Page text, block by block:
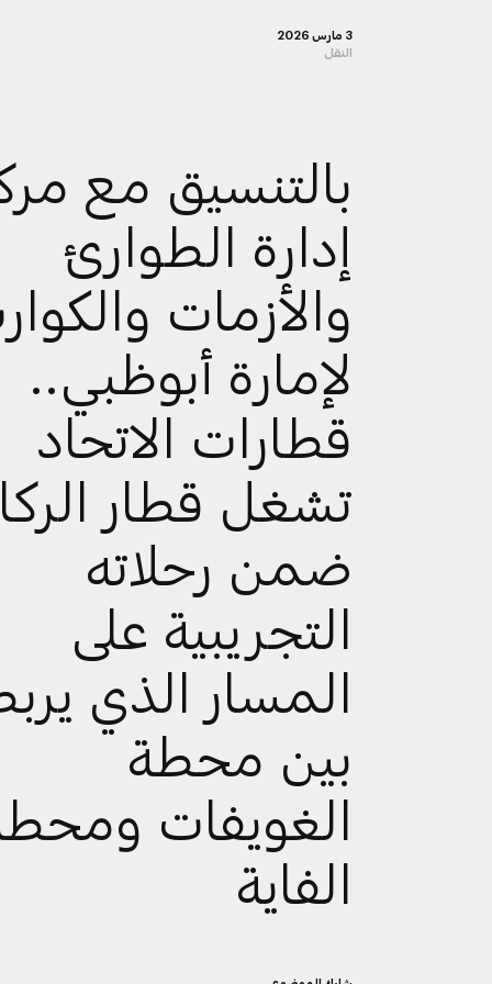
3 مارس 2026
النقل
بالتنسيق مع
إدارة الطوارئ
والأزمات
لإمارة أبوظبي..
قطارات الاتحاد
تشغل قطار
ضمن رحلاته
التجريبية على
المسار الذي
بين محطة
الغويفات
الفاية